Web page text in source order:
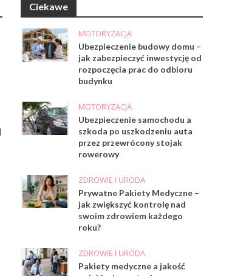
Ciekawe
MOTORYZACJA
Ubezpieczenie budowy domu –
jak zabezpieczyć inwestycję od
rozpoczęcia prac do odbioru
budynku
MOTORYZACJA
Ubezpieczenie samochodu a
szkoda po uszkodzeniu auta
przez przewrócony stojak
rowerowy
ZDROWIE I URODA
Prywatne Pakiety Medyczne –
jak zwiększyć kontrolę nad
swoim zdrowiem każdego
roku?
ZDROWIE I URODA
Pakiety medyczne a jakość